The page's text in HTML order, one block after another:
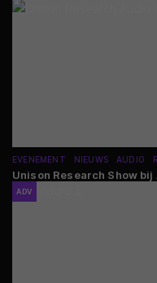
EVENEMENT NIEUWS AUDIO
Unison Research Show
ADV